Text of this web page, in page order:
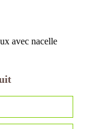
avec nacelle